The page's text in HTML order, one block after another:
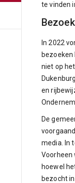
te vinden
In 2022
bezoeken
niet op
en
De
media. In
Voorheen
hoewel
bezocht